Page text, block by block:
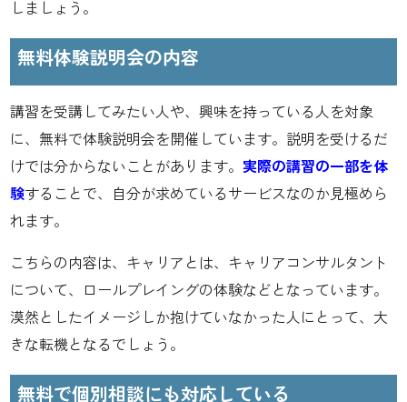
しましょう。
無料体験説明会の内容
講習を受講してみたい人や、興味を持っている人を対象
に、無料で体験説明会を開催しています。説明を受けるだ
けでは分からないことがあります。実際の講習の一部を体
験することで、自分が求めているサービスなのか見極めら
れます。
こちらの内容は、キャリアとは、キャリアコンサルタント
について、ロールプレイングの体験などとなっています。
漠然としたイメージしか抱けていなかった人にとって、大
きな転機となるでしょう。
無料で個別相談にも対応している